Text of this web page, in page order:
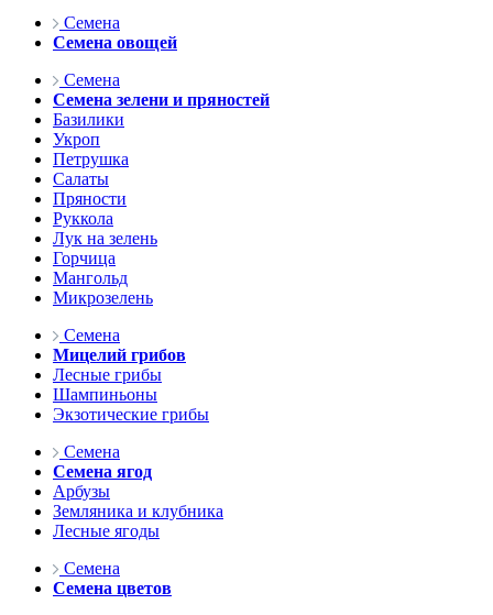
Семена
Семена овощей
Семена
Семена зелени и пряностей
Базилики
Укроп
Петрушка
Салаты
Пряности
Руккола
Лук на зелень
Горчица
Мангольд
Микрозелень
Семена
Мицелий грибов
Лесные грибы
Шампиньоны
Экзотические грибы
Семена
Семена ягод
Арбузы
Земляника и клубника
Лесные ягоды
Семена
Семена цветов